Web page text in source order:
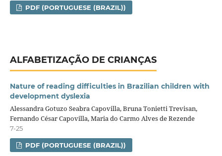
PDF (PORTUGUESE (BRAZIL))
ALFABETIZAÇÃO DE CRIANÇAS
Nature of reading difficulties in Brazilian children with
development dyslexia
Alessandra Gotuzo Seabra Capovilla, Bruna Tonietti Trevisan,
Fernando César Capovilla, Maria do Carmo Alves de Rezende
7-25
PDF (PORTUGUESE (BRAZIL))